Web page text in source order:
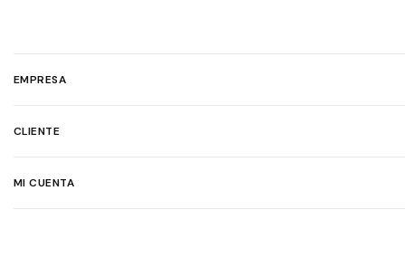
EMPRESA
CLIENTE
MI CUENTA